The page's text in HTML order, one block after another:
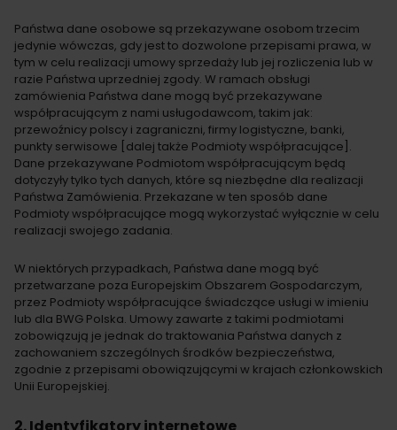
Państwa dane osobowe są przekazywane osobom trzecim
jedynie wówczas, gdy jest to dozwolone przepisami prawa, w
tym w celu realizacji umowy sprzedaży lub jej rozliczenia lub w
razie Państwa uprzedniej zgody. W ramach obsługi
zamówienia Państwa dane mogą być przekazywane
współpracującym z nami usługodawcom, takim jak:
przewoźnicy polscy i zagraniczni, firmy logistyczne, banki,
punkty serwisowe [dalej także Podmioty współpracujące].
Dane przekazywane Podmiotom współpracującym będą
dotyczyły tylko tych danych, które są niezbędne dla realizacji
Państwa Zamówienia. Przekazane w ten sposób dane
Podmioty współpracujące mogą wykorzystać wyłącznie w celu
realizacji swojego zadania.
W niektórych przypadkach, Państwa dane mogą być
przetwarzane poza Europejskim Obszarem Gospodarczym,
przez Podmioty współpracujące świadczące usługi w imieniu
lub dla BWG Polska. Umowy zawarte z takimi podmiotami
zobowiązują je jednak do traktowania Państwa danych z
zachowaniem szczególnych środków bezpieczeństwa,
zgodnie z przepisami obowiązującymi w krajach członkowskich
Unii Europejskiej.